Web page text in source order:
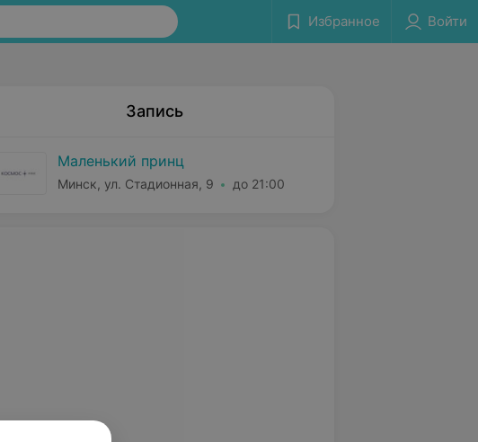
Избранное Войти
Запись
Маленький принц
Минск, ул. Стадионная, 9 до 21:00